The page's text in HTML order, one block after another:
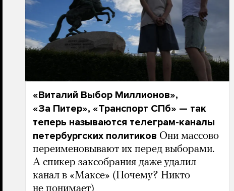
«Виталий Выбор Миллионов»,
«За Питер», «Транспорт СПб» — так
теперь называются телеграм-каналы
петербургских политиков Они массово
переименовывают их перед выборами.
А спикер заксобрания даже удалил
канал в «Максе» (Почему? Никто
не понимает)